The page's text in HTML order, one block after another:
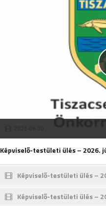
Képviselő-testületi ülés – 2026.
Képviselő-testületi ülés –
Képviselő-testületi ülés –